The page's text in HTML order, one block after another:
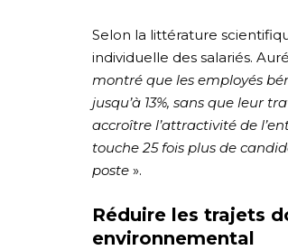
Selon la littérature
individuelle des salariés.
montré que les employés
jusqu’à 13%, sans que leur
accroître l’attractivité de
touche 25 fois plus de
poste ».
Réduire les trajets
environnemental